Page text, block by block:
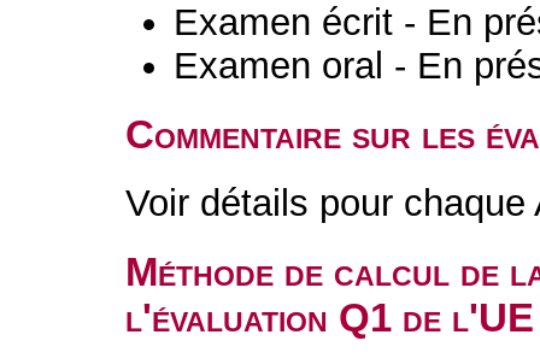
Examen écrit - En
Examen oral - En
Commentaire sur les
Voir détails pour chaque
Méthode de calcul de
l'évaluation Q1 de l'UE